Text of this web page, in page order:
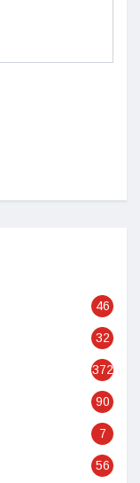
46
32
372
90
7
56